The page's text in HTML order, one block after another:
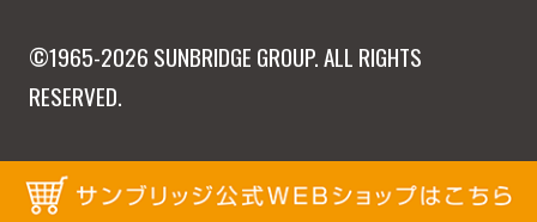
©1965-2026 SUNBRIDGE GROUP. ALL RIGHTS
RESERVED.